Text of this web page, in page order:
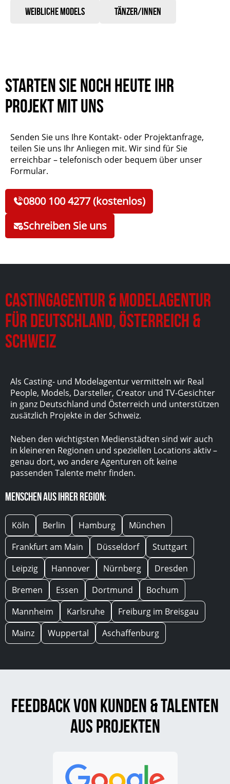
Weibliche Models tänzer/innen
Starten Sie noch heute Ihr
Projekt mit uns
Senden Sie uns Ihre Kontakt- oder Projektanfrage,
teilen Sie uns Ihr Anliegen mit. Wir sind für Sie
erreichbar – telefonisch oder bequem über unser
Formular.
0800 100 4277 (kostenlos)
Schreiben Sie uns
Castingagentur & Modelagentur
für Deutschland, Österreich &
Schweiz
Als Casting- und Modelagentur vermitteln wir Real
People, Models, Darsteller, Creator und TV-Gesichter
in ganz Deutschland und Österreich und unterstützen
zusätzlich Projekte in der Schweiz.
Neben den wichtigsten Medienstädten sind wir auch
in kleineren Regionen und speziellen Locations aktiv –
genau dort, wo andere Agenturen oft keine
passenden Talente mehr finden.
Menschen aus Ihrer Region:
Köln Berlin Hamburg
München
Frankfurt am Main
Düsseldorf
Stuttgart
Leipzig
Hannover Nürnberg
Dresden
Bremen
Essen Dortmund
Bochum
Mannheim
Karlsruhe
Freiburg im Breisgau
Mainz
Wuppertal Aschaffenburg
Feedback von Kunden & Talenten
aus Projekten